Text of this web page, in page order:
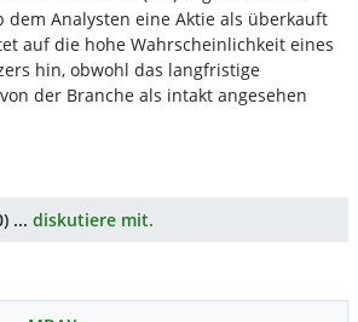
dem Analysten eine Aktie als überkauft
auf die hohe Wahrscheinlichkeit eines
hin, obwohl das langfristige
der Branche als intakt angesehen
... diskutiere mit.